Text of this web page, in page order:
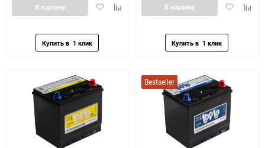
ДобавитьДобавить
В корзину
Добавить
В корзину
Bestseller